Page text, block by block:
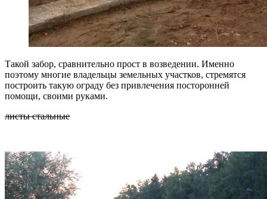
Такой забор, сравнительно прост в возведении. Именно
поэтому многие владельцы земельных участков, стремятся
построить такую ограду без привлечения посторонней
помощи, своими руками.
листы стальные